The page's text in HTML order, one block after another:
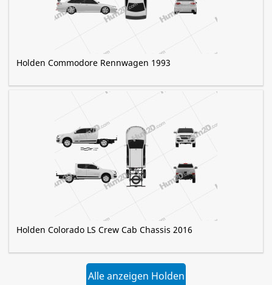
Holden Commodore Rennwagen 1993
Holden Colorado LS Crew Cab Chassis 2016
Alle anzeigen Holden